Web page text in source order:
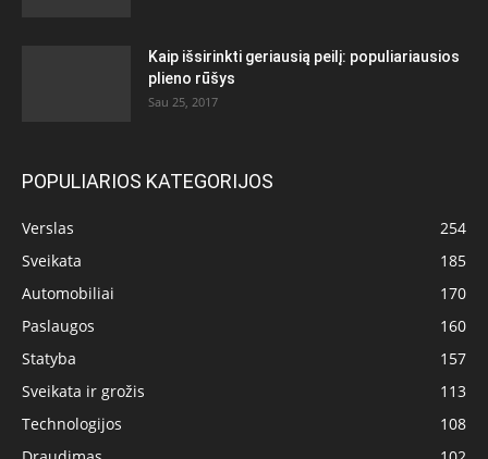
Kaip išsirinkti geriausią peilį: populiariausios
plieno rūšys
Sau 25, 2017
POPULIARIOS KATEGORIJOS
Verslas
254
Sveikata
185
Automobiliai
170
Paslaugos
160
Statyba
157
Sveikata ir grožis
113
Technologijos
108